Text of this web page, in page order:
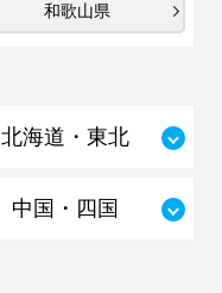
和歌山県
北海道・東北
中国・四国